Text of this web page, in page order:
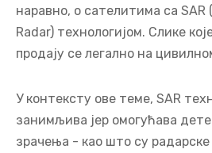
наравно, о сателитима са
Radar) технологијом. Слике
продају се легално на
У контексту ове теме, SAR
занимљива јер омогућава
зрачења - као што су